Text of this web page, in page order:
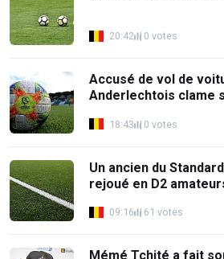
20:42 0 votes
Accusé de vol de
Anderlechtois clame
18:43 0 votes
Un ancien du
rejoué en D2
09:16 61 votes
Mémé Tchité a fait